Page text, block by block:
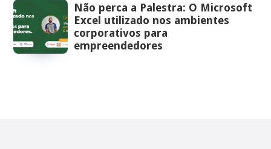
Não perca a Palestra: O Microsoft
Excel utilizado nos ambientes
corporativos para
empreendedores